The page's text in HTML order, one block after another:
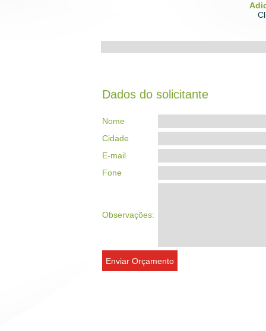
Dados do solicitante
Nome
Cidade
E-mail
Fone
Observações: